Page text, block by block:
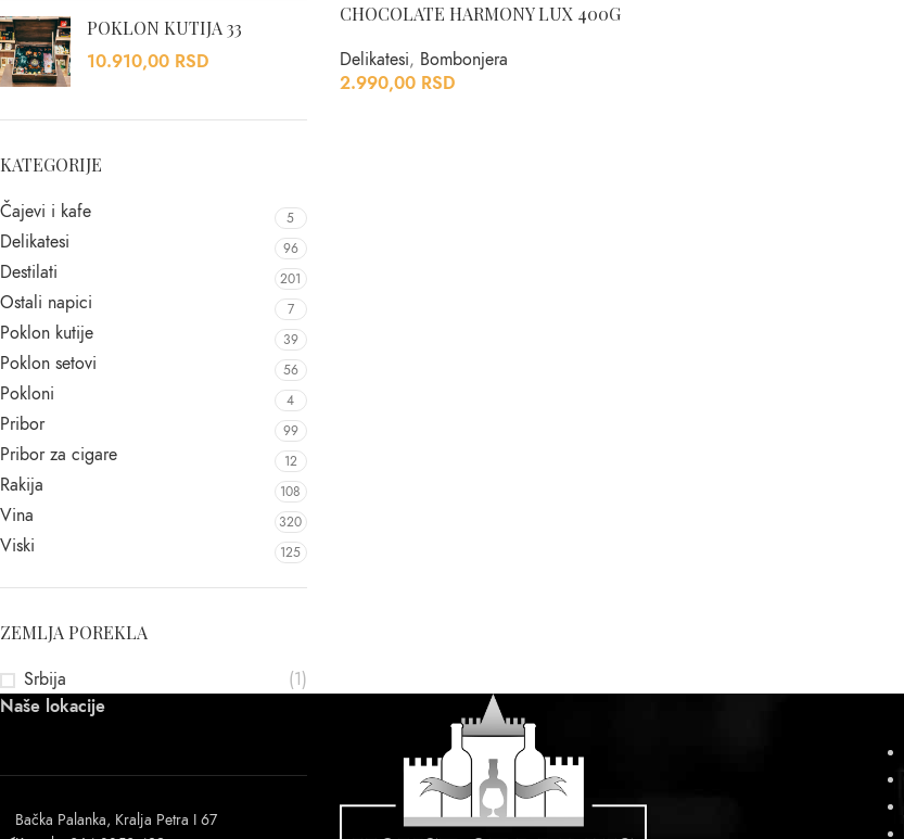
POKLON KUTIJA 33
10.910,00 RSD
KATEGORIJE
Čajevi i kafe 5
Delikatesi 96
Destilati 201
Ostali napici 7
Poklon kutije 39
Poklon setovi 56
Pokloni 4
Pribor 99
Pribor za cigare 12
Rakija 108
Vina 320
Viski 125
ZEMLJA POREKLA
Srbija (1)
CHOCOLATE HARMONY LUX 400G
Delikatesi, Bombonjera
2.990,00 RSD
Naše lokacije
Bačka Palanka, Kralja Petra I 67